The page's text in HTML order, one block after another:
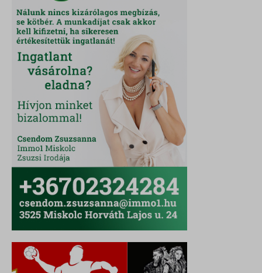
chatbase_anon_id
cookieyes-consent
domain
litespeed_qc_hide_banner
SameSite
SL_G_WPT_TO
SL_GWPT_Show_Hide_tmp
SLO_G_WPT_TO
SLO_GWPT_Show_Hide_tmp